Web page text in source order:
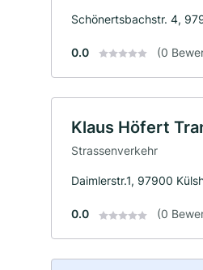
Schönertsbachstr. 4,
0.0 (0
Klaus Höfert
Strassenverkehr
Daimlerstr.1, 97900
0.0 (0